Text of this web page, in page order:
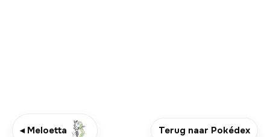
◂ Meloetta Terug naar Pokédex